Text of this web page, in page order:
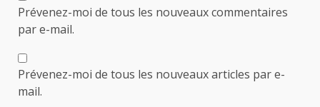
Prévenez-moi de tous les nouveaux commentaires
par e-mail.
Prévenez-moi de tous les nouveaux articles par e-
mail.